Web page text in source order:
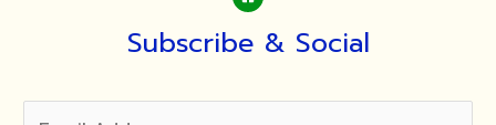
“กรุงเทพฯ
Subscribe & Social